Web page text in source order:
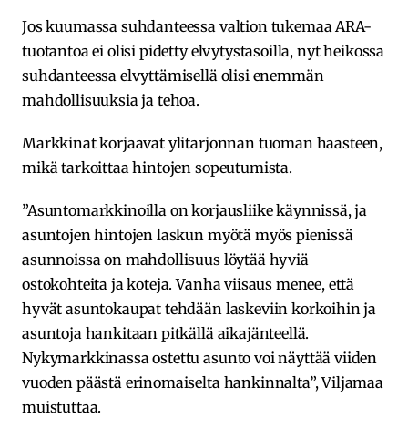
Jos kuumassa suhdanteessa valtion tukemaa ARA-
tuotantoa ei olisi pidetty elvytystasoilla, nyt heikossa
suhdanteessa elvyttämisellä olisi enemmän
mahdollisuuksia ja tehoa.
Markkinat korjaavat ylitarjonnan tuoman haasteen,
mikä tarkoittaa hintojen sopeutumista.
”Asuntomarkkinoilla on korjausliike käynnissä, ja
asuntojen hintojen laskun myötä myös pienissä
asunnoissa on mahdollisuus löytää hyviä
ostokohteita ja koteja. Vanha viisaus menee, että
hyvät asuntokaupat tehdään laskeviin korkoihin ja
asuntoja hankitaan pitkällä aikajänteellä.
Nykymarkkinassa ostettu asunto voi näyttää viiden
vuoden päästä erinomaiselta hankinnalta”, Viljamaa
muistuttaa.